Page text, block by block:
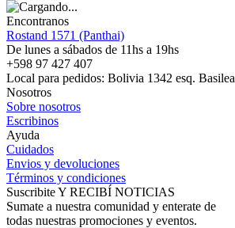
Encontranos
Rostand 1571 (Panthai)
De lunes a sábados de 11hs a 19hs
+598 97 427 407
Local para pedidos: Bolivia 1342 esq. Basilea
Nosotros
Sobre nosotros
Escribinos
Ayuda
Cuidados
Envios y devoluciones
Términos y condiciones
Suscribite Y RECIBÍ NOTICIAS
Sumate a nuestra comunidad y enterate de
todas nuestras promociones y eventos.